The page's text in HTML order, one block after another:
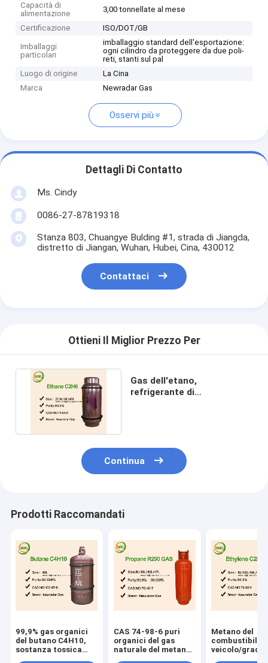
Capacità di
alimentazione
3,00 tonnellate al mese
Certificazione ISO/DOT/GB
Imballaggi
particolari
imballaggio standard dell'esportazione:
ogni cilindro da proteggere da due poli-
reti, stanti sul pal
Luogo di origine
La Cina
Marca
Newradar Gas
Osservi più
Dettagli Di Contatto
Ms. Cindy
0086-27-87819318
Stanza 803, Chuangye Bulding #1, strada di Jiangda,
distretto di Jiangan, Wuhan, Hubei, Cina, 430012
Contattaci
Ottieni Il Miglior Prezzo Per
Gas dell'etano,
refrigerante di
Continua
Prodotti Raccomandati
99,9% gas organici
del butano C4H10,
sostanza tossica
CAS 74-98-6 puri
organici del gas
naturale del metano
Metano del
combustibile
veicolo/grado